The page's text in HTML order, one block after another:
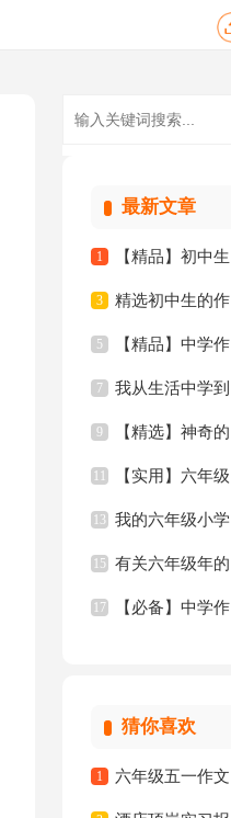
最新文章
1 【精品】初中生
作文合集十篇
3 精选初中生的作
文四篇
5 【精品】中学作
文400字九篇
7 我从生活中学到
了语文作文(15篇)
9 【精选】神奇的
三年级作文300字锦
集八篇
11 【实用】六年级
作文300字汇编8篇
13 我的六年级小学
作文集合7篇
15 有关六年级年的
作文300字锦集7篇
17 【必备】中学作
猜你喜欢
1 六年级五一作文